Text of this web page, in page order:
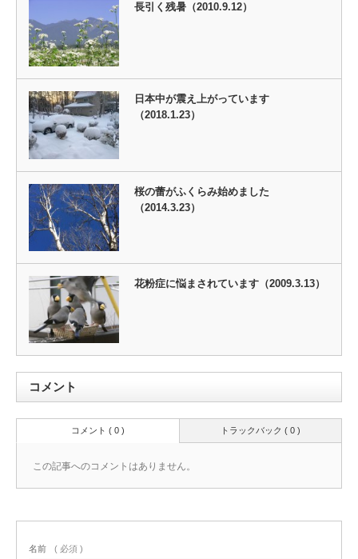
長引く残暑（2010.9.12）
日本中が震え上がっています
（2018.1.23）
桜の蕾がふくらみ始めました
（2014.3.23）
花粉症に悩まされています（2009.3.13）
コメント
トラックバック ( 0 )
コメント ( 0 )
この記事へのコメントはありません。
名前 ( 必須 )